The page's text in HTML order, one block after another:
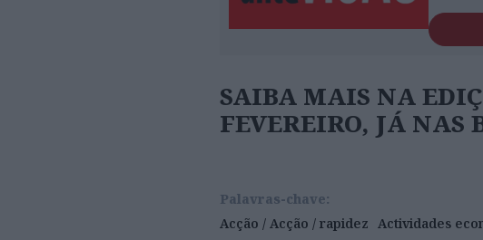
SAIBA MAIS NA
FEVEREIRO, JÁ NAS
Palavras-chave:
Acção / Acção / rapidez Actividades